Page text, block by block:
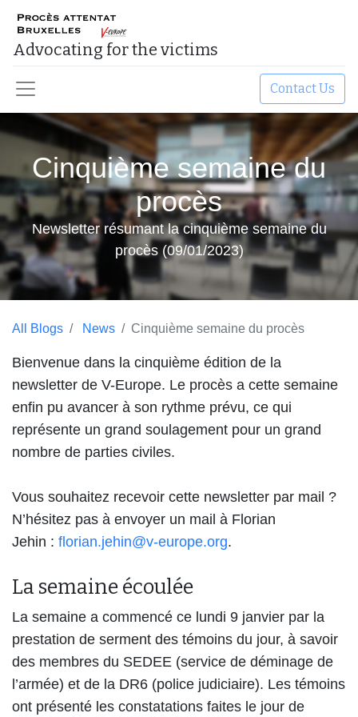
Advocating for the victims​
Contact Us
Cinquième semaine du
procès
Newsletter résumant la cinquième semaine du
procès (09/01/2023)
All Blogs News Cinquième semaine du procès
Bienvenue dans la cinquième édition de la
newsletter de V-Europe. Le procès a cette semaine
enfin pu avancer à son rythme prévu, ce qui
représente un grand soulagement pour un grand
nombre de parties civiles.
Vous souhaitez recevoir cette newsletter par mail ?
N’hésitez pas à envoyer un mail à Florian
Jehin : florian.jehin@v-europe.org.
La semaine écoulée
La semaine a commencé ce lundi 9 janvier par la
prestation de serment des témoins du jour, à savoir
des membres du SEDEE (service de déminage de
l’armée) et de la DR6 (police judiciaire). Les témoins
ont présenté les constatations faites le jour de